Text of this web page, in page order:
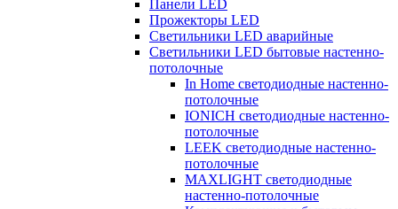
Панели LED
Прожекторы LED
Светильники LED аварийные
Светильники LED бытовые настенно-
потолочные
In Home светодиодные настенно-
потолочные
IONICH светодиодные настенно-
потолочные
LEEK светодиодные настенно-
потолочные
MAXLIGHT светодиодные
настенно-потолочные